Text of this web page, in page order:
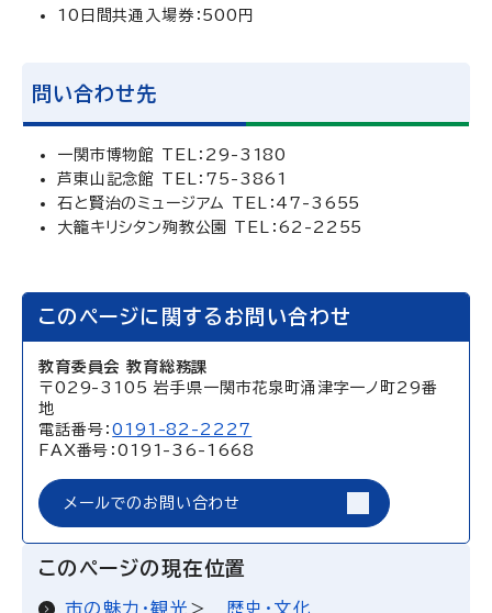
10日間共通入場券：500円
問い合わせ先
一関市博物館 TEL：29-3180
芦東山記念館 TEL：75-3861
石と賢治のミュージアム TEL：47-3655
大籠キリシタン殉教公園 TEL：62-2255
このページに関するお問い合わせ
教育委員会 教育総務課
〒029-3105 岩手県一関市花泉町涌津字一ノ町29番
地
電話番号：0191-82-2227
FAX番号：0191-36-1668
メールでのお問い合わせ
このページの現在位置
市の魅力・観光 歴史・文化